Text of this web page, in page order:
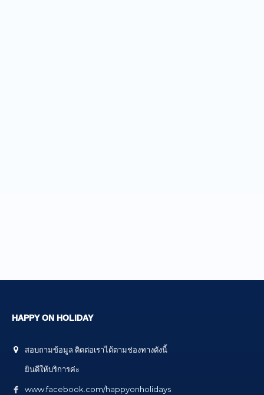
HAPPY ON HOLIDAY
สอบถามข้อมูล ติดต่อเราได้ตามช่องทางดังนี้
ยินดีให้บริการค่ะ
www.facebook.com/happyonholidays